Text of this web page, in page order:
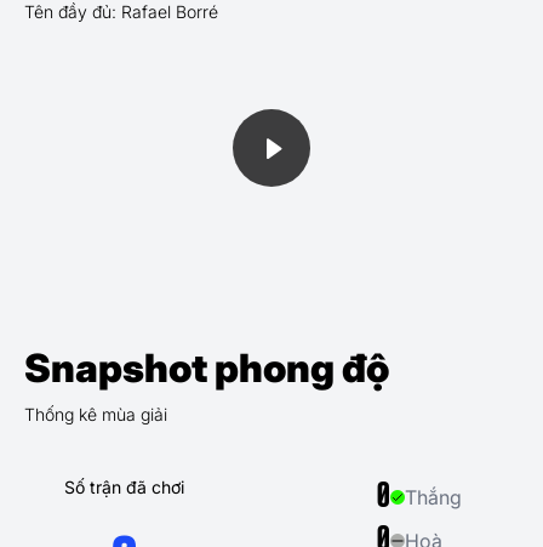
Tên đầy đủ: Rafael Borré
Snapshot phong độ
Thống kê mùa giải
Số trận đã chơi 0 Thắng
Hoà